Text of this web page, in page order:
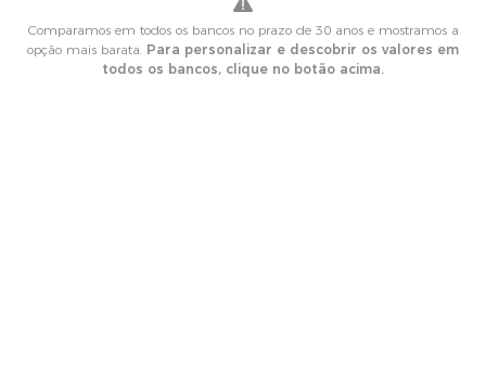
Comparamos em todos os bancos no prazo de 30 anos e mostramos a
opção mais barata. Para personalizar e descobrir os valores em
todos os bancos, clique no botão acima.